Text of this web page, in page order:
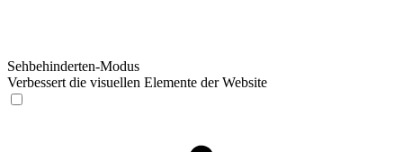
Sehbehinderten-Modus
Verbessert die visuellen Elemente der Website